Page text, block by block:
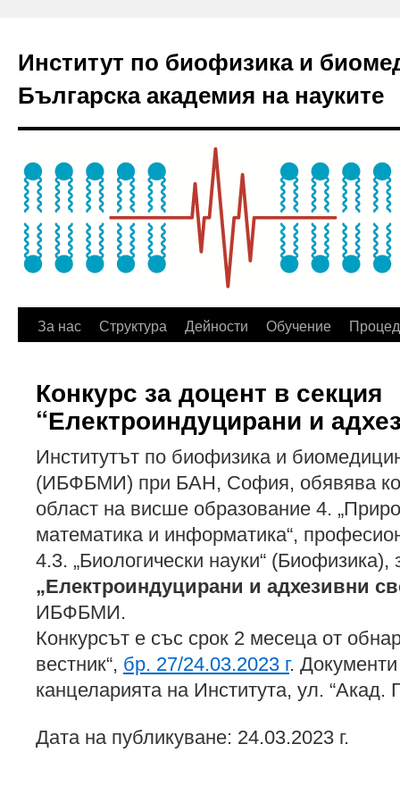
Институт по биофизика и
Българска академия на науките
За нас Структура Дейности Обучение
Конкурс за доцент в секция
“Електроиндуцирани и
Институтът по биофизика и
(ИБФБМИ) при БАН, София, обявява
област на висше образование 4.
математика и информатика“,
4.3. „Биологически науки“
„Електроиндуцирани и адхезивни
ИБФБМИ.
Конкурсът е със срок 2 месеца от
вестник“, бр. 27/24.03.2023 г.
канцеларията на Института, ул. “Акад.
Дата на публикуване: 24.03.2023 г.